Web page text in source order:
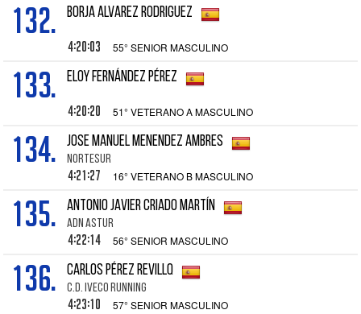
132. BORJA ALVAREZ RODRIGUEZ
4:20:03 55° SENIOR MASCULINO
133. ELOY FERNÁNDEZ PÉREZ
4:20:20 51° VETERANO A MASCULINO
134. JOSE MANUEL MENENDEZ AMBRES
NORTESUR
4:21:27 16° VETERANO B MASCULINO
135. ANTONIO JAVIER CRIADO MARTÍN
ADN ASTUR
4:22:14 56° SENIOR MASCULINO
136. CARLOS PÉREZ REVILLQ
C.D. IVECO RUNNING
4:23:10 57° SENIOR MASCULINO